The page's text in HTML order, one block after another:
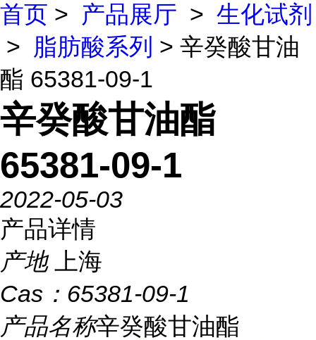
首页 > 产品展厅 > 生化试剂
> 脂肪酸系列 > 辛癸酸甘油
酯 65381-09-1
辛癸酸甘油酯
65381-09-1
2022-05-03
产品详情
产地
上海
Cas： 65381-09-1
产品名称辛癸酸甘油酯